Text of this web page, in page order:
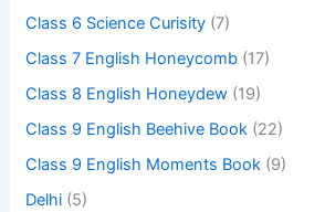
Class 6 Science Curisity (7)
Class 7 English Honeycomb (17)
Class 8 English Honeydew (19)
Class 9 English Beehive Book (22)
Class 9 English Moments Book (9)
Delhi (5)